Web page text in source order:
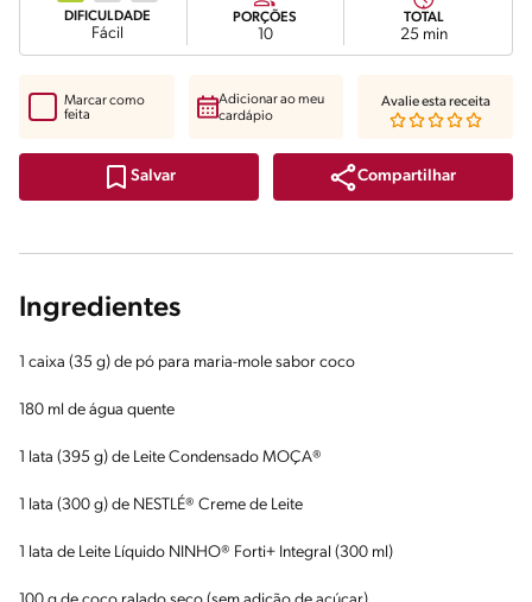
DIFICULDADE
Fácil
PORÇÕES
10
TOTAL
25 min
Salvar Compartilhar
Marcar como
feita
Adicionar ao meu
cardápio
Avalie esta receita
Ingredientes
1 caixa (35 g) de pó para maria-mole sabor coco
180 ml de água quente
1 lata (395 g) de Leite Condensado MOÇA®
1 lata (300 g) de NESTLÉ® Creme de Leite
1 lata de Leite Líquido NINHO® Forti+ Integral (300 ml)